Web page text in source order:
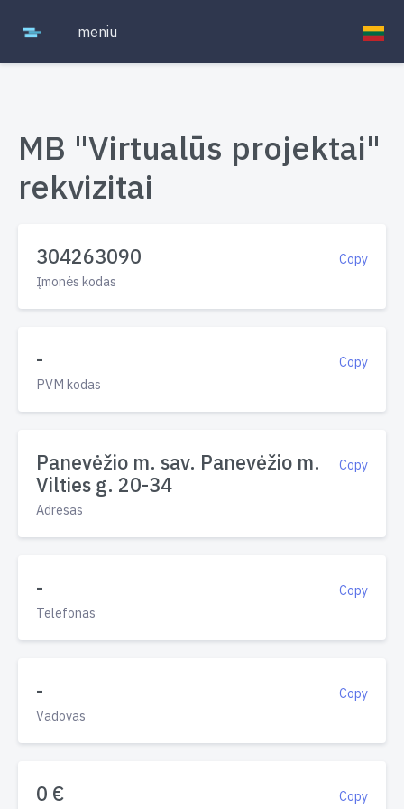
meniu
MB "Virtualūs projektai"
rekvizitai
Copy
304263090
Įmonės kodas
Copy
-
PVM kodas
Copy
Panevėžio m. sav. Panevėžio m.
Vilties g. 20-34
Adresas
Copy
-
Telefonas
Copy
-
Vadovas
Copy
0 €